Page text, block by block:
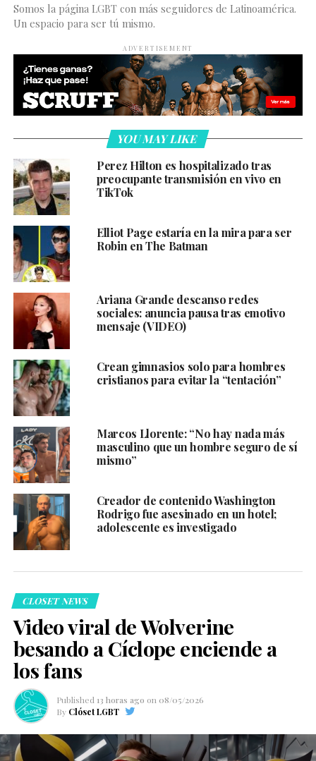
Somos la página LGBT con más seguidores de Latinoamérica.
Un espacio para ser tú mismo.
ADVERTISEMENT
YOU MAY LIKE
Perez Hilton es hospitalizado tras
preocupante transmisión en vivo en
TikTok
Elliot Page estaría en la mira para ser
Robin en The Batman
Ariana Grande descanso redes
sociales: anuncia pausa tras emotivo
mensaje (VIDEO)
Crean gimnasios solo para hombres
cristianos para evitar la “tentación”
Marcos Llorente: “No hay nada más
masculino que un hombre seguro de sí
mismo”
Creador de contenido Washington
Rodrigo fue asesinado en un hotel;
adolescente es investigado
CLOSET NEWS
Video viral de Wolverine
besando a Cíclope enciende a
los fans
Published 13 horas ago on 08/05/2026
By Clóset LGBT